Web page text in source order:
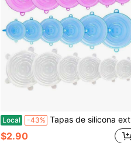
Local -43% Tapas de silicona extensibles GRIDAF, paquete de 6 tapas de silicona, 6 tamaños de tapas de silicona para tazones, reutilizables para tazas, tazones y platos, flexibles, redondas y rectangulares
$2.90